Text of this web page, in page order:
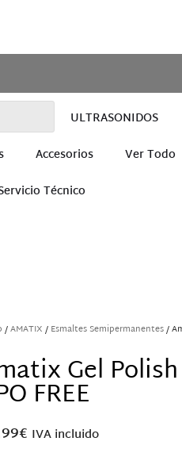
ULTRASONIDOS
Accesorios Ver Todo
Técnico
/AMATIX / Esmaltes Semipermanentes/
Gel
FREE
€ IVA incluido